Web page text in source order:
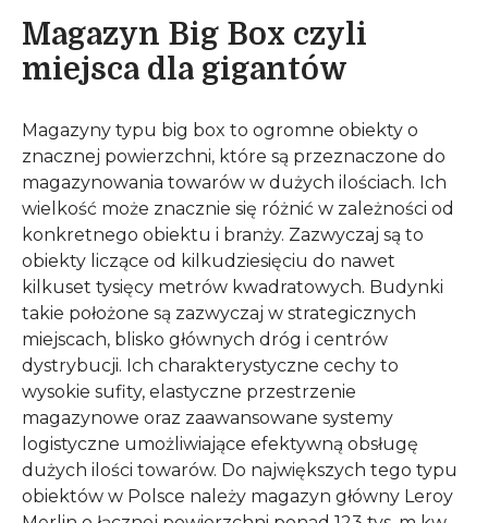
Magazyn Big Box czyli
miejsca dla gigantów
Magazyny typu big box to ogromne obiekty o
znacznej powierzchni, które są przeznaczone do
magazynowania towarów w dużych ilościach. Ich
wielkość może znacznie się różnić w zależności od
konkretnego obiektu i branży. Zazwyczaj są to
obiekty liczące od kilkudziesięciu do nawet
kilkuset tysięcy metrów kwadratowych. Budynki
takie położone są zazwyczaj w strategicznych
miejscach, blisko głównych dróg i centrów
dystrybucji. Ich charakterystyczne cechy to
wysokie sufity, elastyczne przestrzenie
magazynowe oraz zaawansowane systemy
logistyczne umożliwiające efektywną obsługę
dużych ilości towarów. Do największych tego typu
obiektów w Polsce należy magazyn główny Leroy